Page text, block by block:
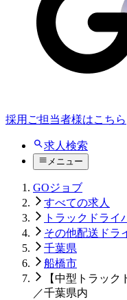
採用ご担当者様はこちら
求人検索
メニュー
GOジョブ
すべての求人
トラックドライ
その他配送ドラ
千葉県
船橋市
【中型トラッ
／千葉県内